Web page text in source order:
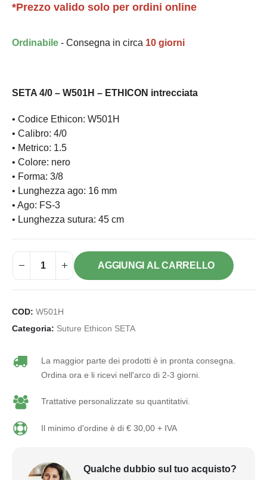
*Prezzo valido solo per ordini online
Ordinabile - Consegna in circa 10 giorni
SETA 4/0 – W501H – ETHICON intrecciata
• Codice Ethicon: W501H
• Calibro: 4/0
• Metrico: 1.5
• Colore: nero
• Forma: 3/8
• Lunghezza ago: 16 mm
• Ago: FS-3
• Lunghezza sutura: 45 cm
AGGIUNGI AL CARRELLO
COD: W501H
Categoria: Suture Ethicon SETA
La maggior parte dei prodotti è in pronta consegna.
Ordina ora e li ricevi nell'arco di 2-3 giorni.
Trattative personalizzate su quantitativi.
Il minimo d'ordine è di € 30,00 + IVA
Qualche dubbio sul tuo acquisto?